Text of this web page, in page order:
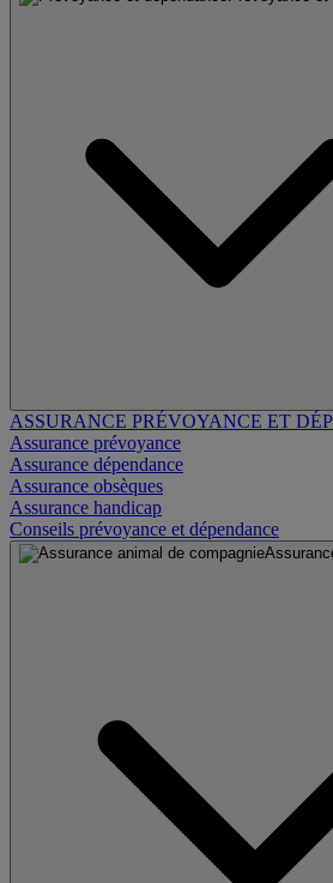
ASSURANCE PRÉVOYANCE ET
Assurance prévoyance
Assurance dépendance
Assurance obsèques
Assurance handicap
Conseils prévoyance et dépendance